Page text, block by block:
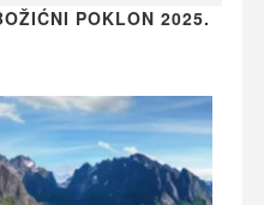
POKLON 2025.